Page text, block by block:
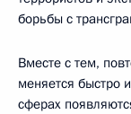
борьбы с
Вместе с тем,
меняется быстро
сферах